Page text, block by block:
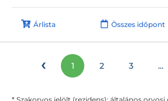
Árlista Összes időpont
‹ 1 2 3 ...